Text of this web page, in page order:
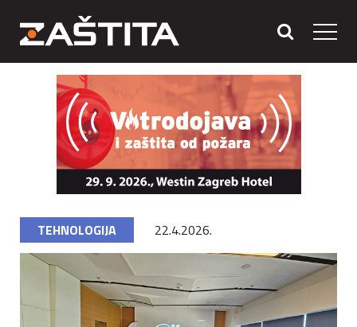
TEHNOLOGIJA 22.4.2026.